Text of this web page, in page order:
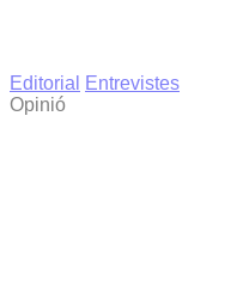
Editorial
Entrevistes
Opinió